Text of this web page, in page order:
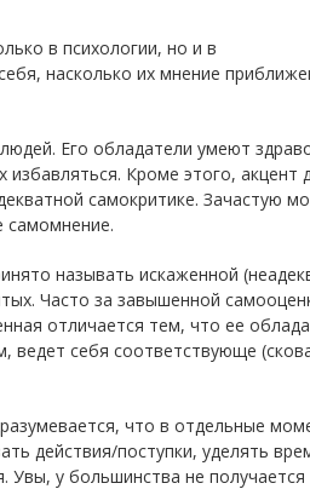
в психологии, но и в
насколько их мнение
Его обладатели умеют
Кроме этого, акцент
самокритике. Зачастую
самомнение.
называть искаженной
Часто за завышенной
отличается тем, что ее
себя соответствующе
что в отдельные
действия/поступки, уделять
Увы, у большинства не получается